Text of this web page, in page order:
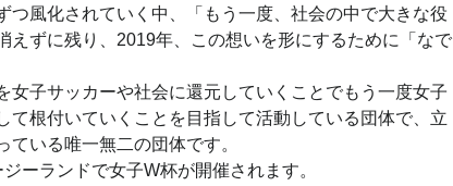
つ風化されていく中、「もう一度、社会の中で大きな役
えずに残り、2019年、この想いを形にするために「なで
女子サッカーや社会に還元していくことでもう一度女子
て根付いていくことを目指して活動している団体で、立
いる唯一無二の団体です。
ーランドで女子W杯が開催されます。